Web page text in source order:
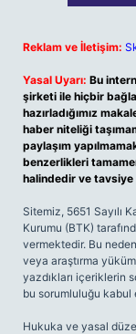
Reklam ve İletişim:
Yasal Uyarı: Bu
şirketi ile hiçbir
hazırladığımız
haber niteliği
paylaşım
benzerlikleri
halindedir ve tavsiye
Sitemiz, 5651 Sayılı
Kurumu (BTK)
vermektedir. Bu
veya araştırma
yazdıkları içeriklerin
bu sorumluluğu kabul
Hukuka ve yasal